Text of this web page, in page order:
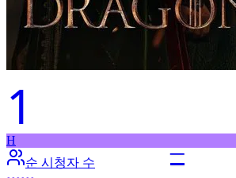
1
–
H
순 시청자 수